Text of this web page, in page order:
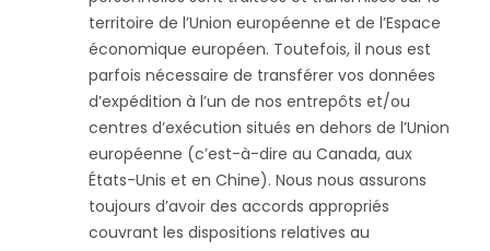
territoire de l’Union européenne et de l’Espace
économique européen. Toutefois, il nous est
parfois nécessaire de transférer vos données
d’expédition à l’un de nos entrepôts et/ou
centres d’exécution situés en dehors de l’Union
européenne (c’est-à-dire au Canada, aux
États-Unis et en Chine). Nous nous assurons
toujours d’avoir des accords appropriés
couvrant les dispositions relatives au